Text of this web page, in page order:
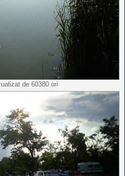
de 60380 ori